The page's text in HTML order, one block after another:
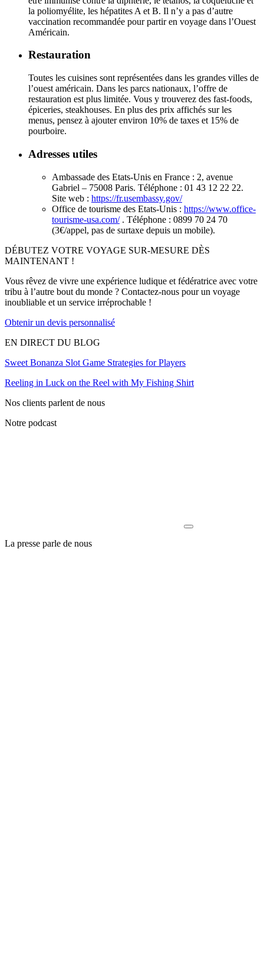
la poliomyélite, les hépatites A et B. Il n’y a pas d’autre
vaccination recommandée pour partir en voyage dans l’Ouest
Américain.
Restauration
Toutes les cuisines sont représentées dans les grandes villes de
l’ouest américain. Dans les parcs nationaux, l’offre de
restauration est plus limitée. Vous y trouverez des fast-foods,
épiceries, steakhouses. En plus des prix affichés sur les
menus, pensez à ajouter environ 10% de taxes et 15% de
pourboire.
Adresses utiles
Ambassade des Etats-Unis en France : 2, avenue
Gabriel – 75008 Paris. Téléphone : 01 43 12 22 22.
Site web : https://fr.usembassy.gov/
Office de tourisme des Etats-Unis : https://www.office-
tourisme-usa.com/. Téléphone : 0899 70 24 70
(3€/appel, pas de surtaxe depuis un mobile).
DÉBUTEZ VOTRE VOYAGE SUR-MESURE DÈS
MAINTENANT !
Vous rêvez de vivre une expérience ludique et fédératrice avec votre
tribu à l’autre bout du monde ? Contactez-nous pour un voyage
inoubliable et un service irréprochable !
Obtenir un devis personnalisé
EN DIRECT DU BLOG
Sweet Bonanza Slot Game Strategies for Players
Reeling in Luck on the Reel with My Fishing Shirt
Nos clients parlent de nous
Notre podcast
La presse parle de nous